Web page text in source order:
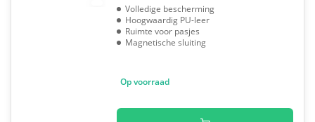
Volledige bescherming
Hoogwaardig PU-leer
Ruimte voor pasjes
Magnetische sluiting
Op voorraad